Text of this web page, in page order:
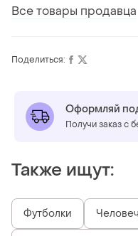
Все товары продавца
Поделиться:
Оформляй
Получи заказ с
Также ищут:
Футболки